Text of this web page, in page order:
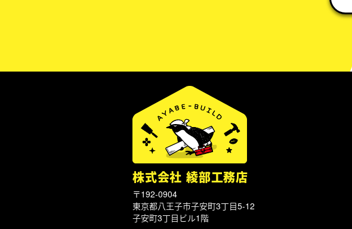
株式会社 綾部工務店
〒192-0904
東京都八王子市子安町3丁目5-12
子安町3丁目ビル1階